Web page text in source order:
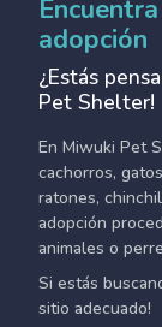
adopción
¿Estás
Pet Shelter!
En Miwuki Pet
cachorros,
ratones,
adopción
animales o
Si estás
sitio adecuado!